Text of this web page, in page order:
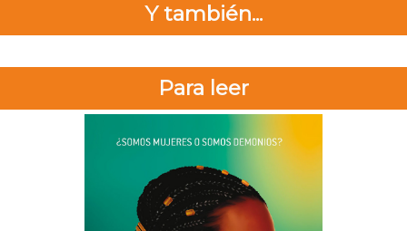
Y también...
Para leer